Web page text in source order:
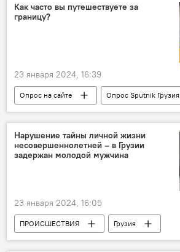
Тбилиси
Как часто вы путешествуете за
границу?
23 января 2024, 16:39
Опрос на сайте
Опрос Sputnik Грузия
ТУРИЗМ
ОБЩЕСТВО
Нарушение тайны личной жизни
несовершеннолетней – в Грузии
задержан молодой мужчина
23 января 2024, 16:05
ПРОИСШЕСТВИЯ
Грузия
НОВОСТИ